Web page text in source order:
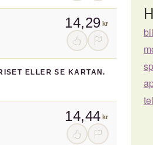
14,29 kr
ELLER SE KARTAN.
14,44 kr